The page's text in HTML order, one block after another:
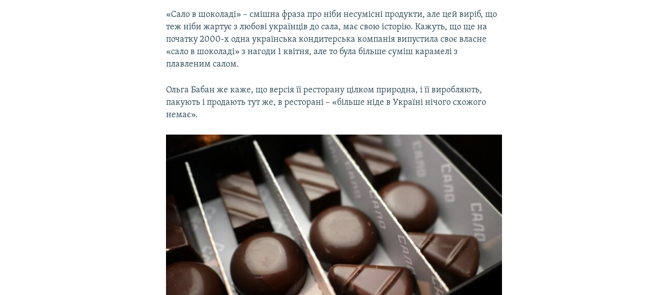
«Сало в шоколаді» – смішна фраза про ніби несумісні продукти, але цей виріб, що
теж ніби жартує з любові українців до сала, має свою історію. Кажуть, що ще на
початку 2000-х одна українська кондитерська компанія випустила своє власне
«сало в шоколаді» з нагоди 1 квітня, але то була більше суміш карамелі з
плавленим салом.
Ольга Бабан же каже, що версія її ресторану цілком природна, і її виробляють,
пакують і продають тут же, в ресторані – «більше ніде в Україні нічого схожого
немає».